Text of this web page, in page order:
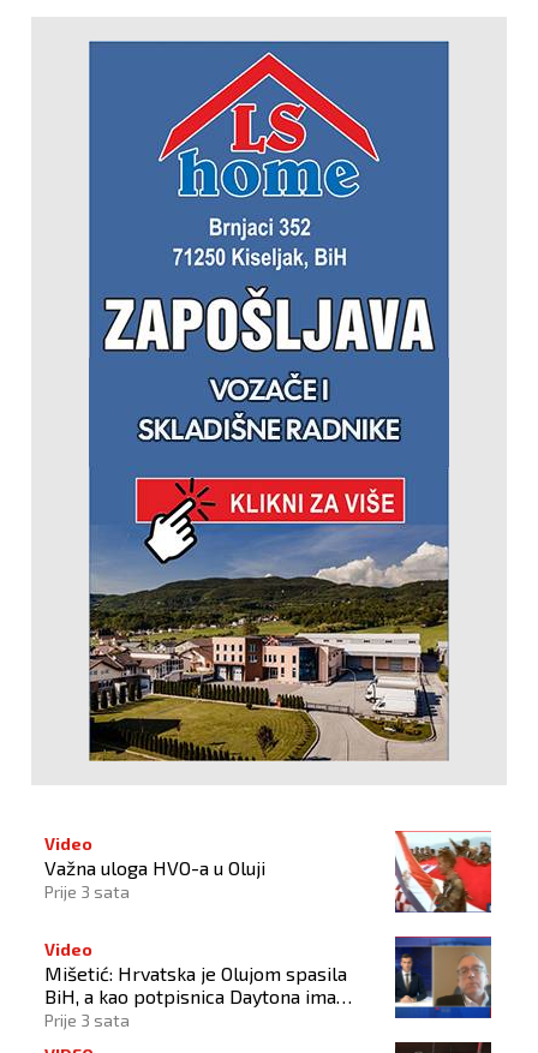
Video
Važna uloga HVO-a u Oluji
Prije 3 sata
Video
Mišetić: Hrvatska je Olujom spasila
BiH, a kao potpisnica Daytona ima
puno pravo štititi hrvatski narod
Prije 3 sata